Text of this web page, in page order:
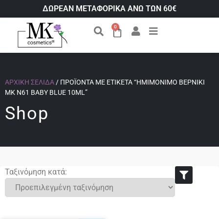
ΔΩΡΕΑΝ ΜΕΤΑΦΟΡΙΚΑ ΑΝΩ ΤΩΝ 60€
0
ΑΡΧΙΚΉ ΣΕΛΊΔΑ / ΠΡΟΪΌΝΤΑ ΜΕ ΕΤΙΚΈΤΑ “ΗΜΙΜΌΝΙΜΟ ΒΕΡΝΊΚΙ
ΜΚ Ν61 BABY BLUE 10ML”
Shop
Ταξινόμηση κατά: